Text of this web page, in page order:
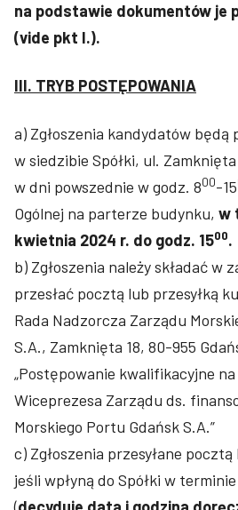
na podstawie dokumentów je
(vide pkt I.).
III. TRYB POSTĘPOWANIA
a) Zgłoszenia kandydatów będą
w siedzibie Spółki, ul.
w dni powszednie w godz. 800-15
Ogólnej na parterze budynku, w
kwietnia 2024 r. do godz. 1500.
b) Zgłoszenia należy składać w
przesłać pocztą lub przesyłką
Rada Nadzorcza Zarządu
S.A., Zamknięta 18, 80-955
„Postępowanie kwalifikacyjne
Wiceprezesa Zarządu ds.
Morskiego Portu Gdańsk S.A.”
c) Zgłoszenia przesyłane
jeśli wpłyną do Spółki w